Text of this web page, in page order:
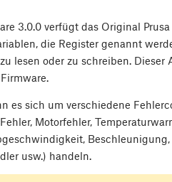
3.0.0 verfügt das Original
die Register genannt
lesen oder zu schreiben.
es sich um verschiedene
Motorfehler,
usw.) handeln.